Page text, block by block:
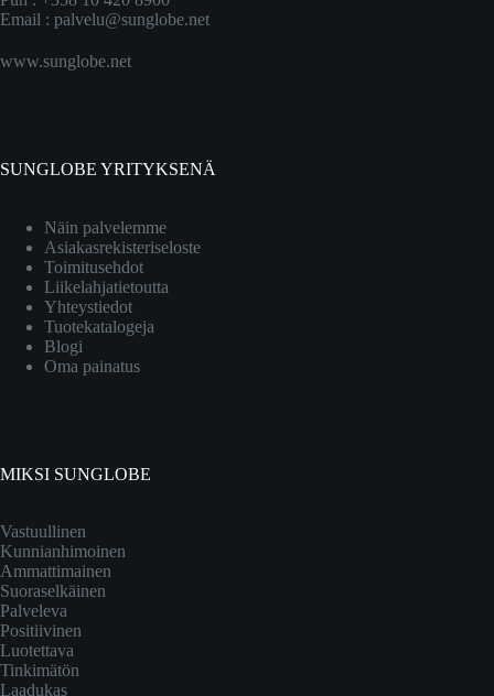
Email : palvelu@sunglobe.net
www.sunglobe.net
SUNGLOBE YRITYKSENÄ
Näin palvelemme
Asiakasrekisteriseloste
Toimitusehdot
Liikelahjatietoutta
Yhteystiedot
Tuotekatalogeja
Blogi
Oma painatus
MIKSI SUNGLOBE
Vastuullinen
Kunnianhimoinen
Ammattimainen
Suoraselkäinen
Palveleva
Positiivinen
Luotettava
Tinkimätön
Laadukas